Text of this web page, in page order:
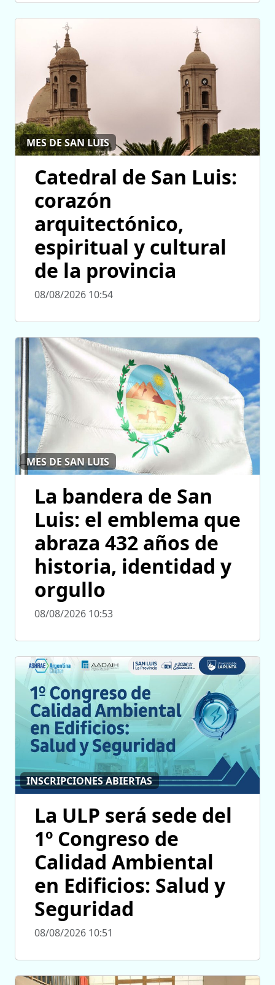
MES DE SAN LUIS
Catedral de San Luis:
corazón
arquitectónico,
espiritual y cultural
de la provincia
08/08/2026 10:54
MES DE SAN LUIS
La bandera de San
Luis: el emblema que
abraza 432 años de
historia, identidad y
orgullo
08/08/2026 10:53
INSCRIPCIONES ABIERTAS
La ULP será sede del
1º Congreso de
Calidad Ambiental
en Edificios: Salud y
Seguridad
08/08/2026 10:51